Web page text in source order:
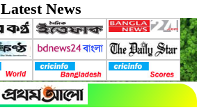
Latest News